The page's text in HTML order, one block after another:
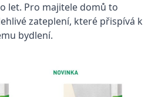
let. Pro majitele domů to
zateplení, které přispívá k
bydlení.